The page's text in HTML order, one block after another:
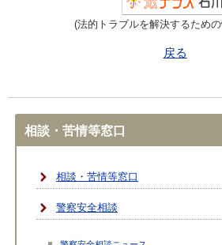
(法的トラブルを解決するため
戻る
相談・苦情等窓口
相談・苦情等窓口
警察安全相談